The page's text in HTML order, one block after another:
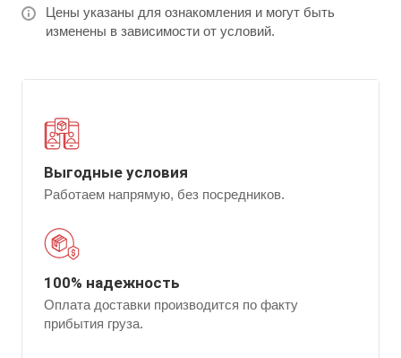
Цены указаны для ознакомления и могут быть
изменены в зависимости от условий.
Выгодные условия
Работаем напрямую, без посредников.
100% надежность
Оплата доставки производится по факту
прибытия груза.